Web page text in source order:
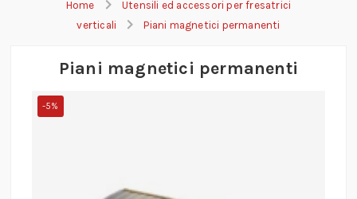
Home
Utensili ed accessori per fresatrici
verticali
Piani magnetici permanenti
Piani magnetici permanenti
-5%